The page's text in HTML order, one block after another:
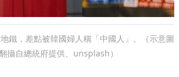
鐵，差點被韓國婦人稱「中國人」。（示意圖
攝自總統府提供、unsplash）